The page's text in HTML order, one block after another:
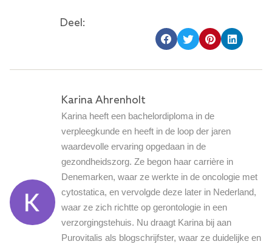
Deel:
Karina Ahrenholt
Karina heeft een bachelordiploma in de
verpleegkunde en heeft in de loop der jaren
waardevolle ervaring opgedaan in de
gezondheidszorg. Ze begon haar carrière in
Denemarken, waar ze werkte in de oncologie met
cytostatica, en vervolgde deze later in Nederland,
waar ze zich richtte op gerontologie in een
verzorgingstehuis. Nu draagt ​​Karina bij aan
Purovitalis als blogschrijfster, waar ze duidelijke en